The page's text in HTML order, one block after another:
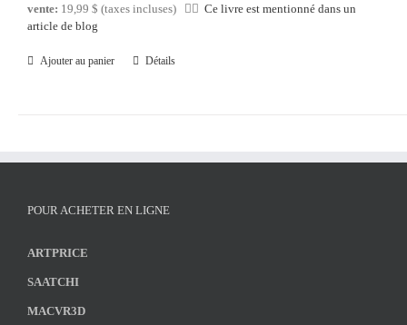
vente: 19,99 $ (taxes incluses) 👍🏻 Ce livre est mentionné dans un
article de blog
Ajouter au panier Détails
POUR ACHETER EN LIGNE
ARTPRICE
SAATCHI
MACVR3D